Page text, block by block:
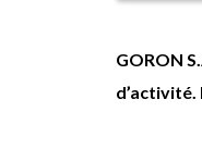
GORON